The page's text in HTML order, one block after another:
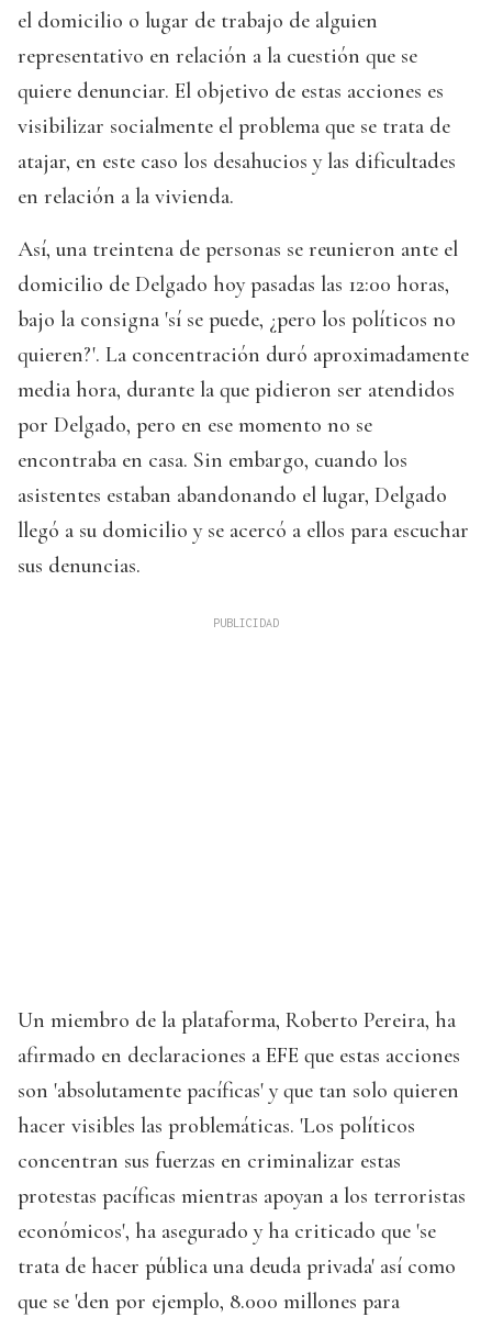
el domicilio o lugar de trabajo de alguien
representativo en relación a la cuestión que se
quiere denunciar. El objetivo de estas acciones es
visibilizar socialmente el problema que se trata de
atajar, en este caso los desahucios y las dificultades
en relación a la vivienda.
Así, una treintena de personas se reunieron ante el
domicilio de Delgado hoy pasadas las 12:00 horas,
bajo la consigna 'sí se puede, ¿pero los políticos no
quieren?'. La concentración duró aproximadamente
media hora, durante la que pidieron ser atendidos
por Delgado, pero en ese momento no se
encontraba en casa. Sin embargo, cuando los
asistentes estaban abandonando el lugar, Delgado
llegó a su domicilio y se acercó a ellos para escuchar
sus denuncias.
Un miembro de la plataforma, Roberto Pereira, ha
afirmado en declaraciones a EFE que estas acciones
son 'absolutamente pacíficas' y que tan solo quieren
hacer visibles las problemáticas. 'Los políticos
concentran sus fuerzas en criminalizar estas
protestas pacíficas mientras apoyan a los terroristas
económicos', ha asegurado y ha criticado que 'se
trata de hacer pública una deuda privada' así como
que se 'den por ejemplo, 8.000 millones para